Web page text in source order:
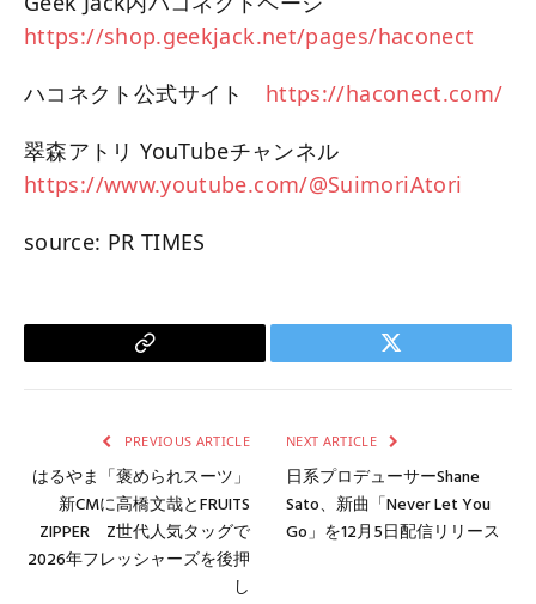
https://shop.geekjack.net/pages/haconect
ハコネクト公式サイト https://haconect.com/
翠森アトリ YouTubeチャンネル
https://www.youtube.com/@SuimoriAtori
source: PR TIMES
Copy
Twitter
PREVIOUS ARTICLE
はるやま「褒められスーツ」
新CMに高橋文哉とFRUITS
ZIPPER Z世代人気タッグで
2026年フレッシャーズを後押
し
NEXT ARTICLE
日系プロデューサーShane
Sato、新曲「Never Let You
Go」を12月5日配信リリース